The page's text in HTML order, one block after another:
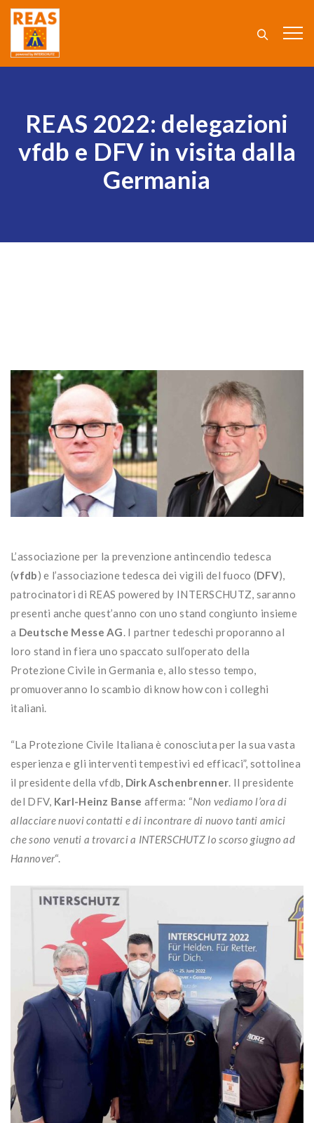
REAS 2022: delegazioni
vfdb e DFV in visita dalla
Germania
L’associazione per la prevenzione antincendio tedesca
(vfdb) e l’associazione tedesca dei vigili del fuoco (DFV),
patrocinatori di REAS powered by INTERSCHUTZ, saranno
presenti anche quest’anno con uno stand congiunto insieme
a Deutsche Messe AG. I partner tedeschi proporanno al
loro stand in fiera uno spaccato sull‘operato della
Protezione Civile in Germania e, allo stesso tempo,
promuoveranno lo scambio di know how con i colleghi
italiani.
“La Protezione Civile Italiana è conosciuta per la sua vasta
esperienza e gli interventi tempestivi ed efficaci”, sottolinea
il presidente della vfdb, Dirk Aschenbrenner. Il presidente
del DFV, Karl-Heinz Banse afferma: “Non vediamo l’ora di
allacciare nuovi contatti e di incontrare di nuovo tanti amici
che sono venuti a trovarci a INTERSCHUTZ lo scorso giugno ad
Hannover“.